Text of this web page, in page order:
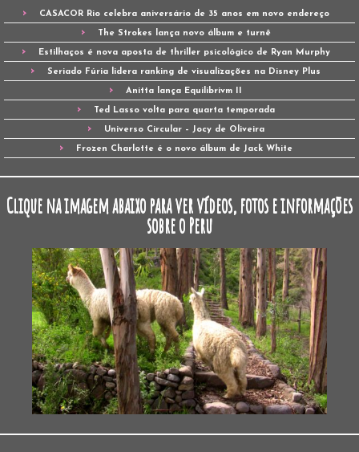
CASACOR Rio celebra aniversário de 35 anos em novo endereço
The Strokes lança novo álbum e turnê
Estilhaços é nova aposta de thriller psicológico de Ryan Murphy
Seriado Fúria lidera ranking de visualizações na Disney Plus
Anitta lança Equilibrivm II
Ted Lasso volta para quarta temporada
Universo Circular – Jocy de Oliveira
Frozen Charlotte é o novo álbum de Jack White
Clique na imagem abaixo para ver vídeos, fotos e informações
sobre o Peru